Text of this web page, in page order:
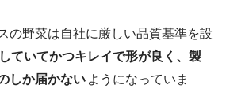
の野菜は自社に厳しい品質基準を設
ていてかつキレイで形が良く、製
しか届かない ようになっていま